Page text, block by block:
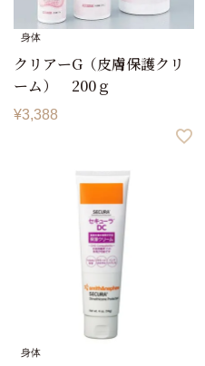
身体
クリアーG（皮膚保護クリ
ーム） 200ｇ
¥3,388
身体